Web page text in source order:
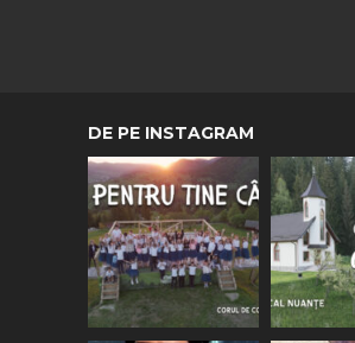
DE PE INSTAGRAM